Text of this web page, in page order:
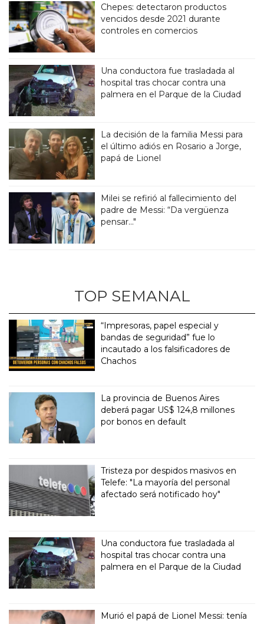
Chepes: detectaron productos
vencidos desde 2021 durante
controles en comercios
Una conductora fue trasladada al
hospital tras chocar contra una
palmera en el Parque de la Ciudad
La decisión de la familia Messi para
el último adiós en Rosario a Jorge,
papá de Lionel
Milei se refirió al fallecimiento del
padre de Messi: “Da vergüenza
pensar..."
TOP SEMANAL
“Impresoras, papel especial y
bandas de seguridad” fue lo
incautado a los falsificadores de
Chachos
La provincia de Buenos Aires
deberá pagar US$ 124,8 millones
por bonos en default
Tristeza por despidos masivos en
Telefe: "La mayoría del personal
afectado será notificado hoy"
Una conductora fue trasladada al
hospital tras chocar contra una
palmera en el Parque de la Ciudad
Murió el papá de Lionel Messi: tenía